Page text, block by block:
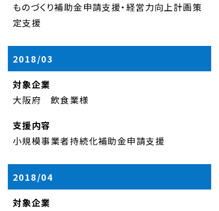
ものづくり補助金申請支援・経営力向上計画策
定支援
2018/03
大阪府 飲食業様
小規模事業者持続化補助金申請支援
2018/04